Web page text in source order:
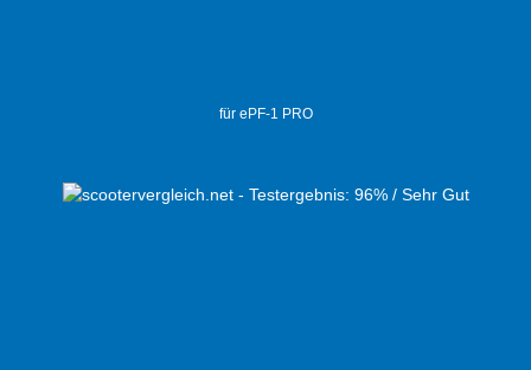
für ePF-1 PRO